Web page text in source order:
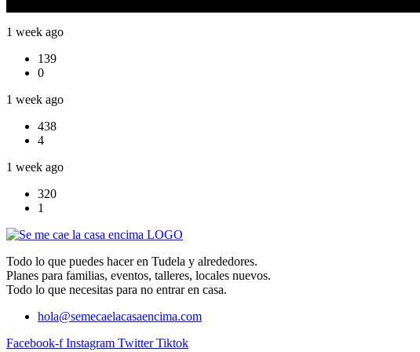
1 week ago
139
0
1 week ago
438
4
1 week ago
320
1
Todo lo que puedes hacer en Tudela y alrededores.
Planes para familias, eventos, talleres, locales nuevos.
Todo lo que necesitas para no entrar en casa.
hola@semecaelacasaencima.com
Facebook-f Instagram Twitter Tiktok